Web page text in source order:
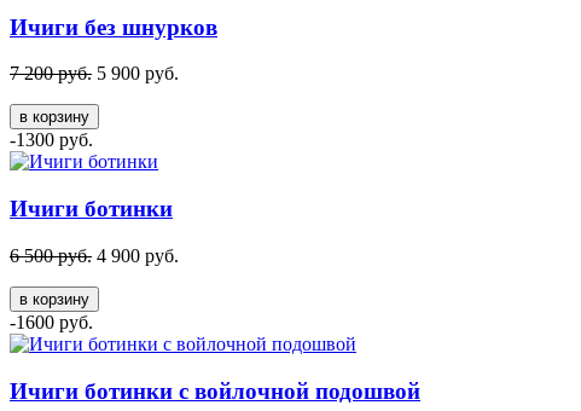
Ичиги без шнурков
7 200 руб. 5 900 руб.
в корзину
-1300 руб.
Ичиги ботинки
6 500 руб. 4 900 руб.
в корзину
-1600 руб.
Ичиги ботинки с войлочной подошвой